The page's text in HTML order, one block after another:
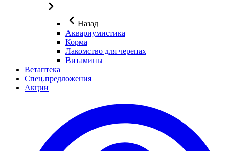
Назад
Аквариумистика
Корма
Лакомство для черепах
Витамины
Ветаптека
Спец.предложения
Акции